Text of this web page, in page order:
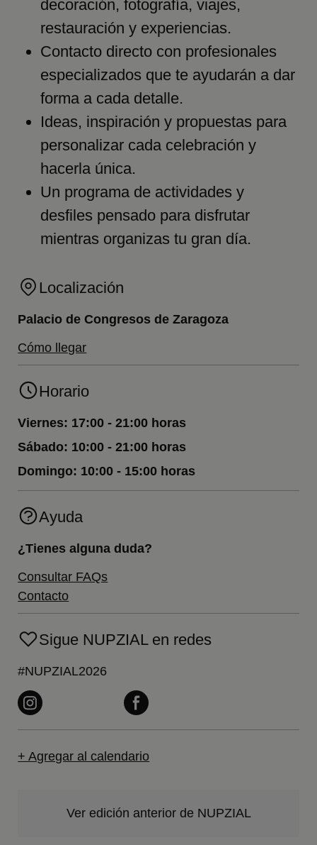
decoración, fotografía, viajes,
restauración y experiencias.
Contacto directo con profesionales
especializados que te ayudarán a dar
forma a cada detalle.
Ideas, inspiración y propuestas para
personalizar cada celebración y
hacerla única.
Un programa de actividades y
desfiles pensado para disfrutar
mientras organizas tu gran día.
Localización
Palacio de Congresos de Zaragoza
Cómo llegar
Horario
Viernes: 17:00 - 21:00 horas
Sábado: 10:00 - 21:00 horas
Domingo: 10:00 - 15:00 horas
Ayuda
¿Tienes alguna duda?
Consultar FAQs
Contacto
Sigue NUPZIAL en redes
#NUPZIAL2026
+ Agregar al calendario
Ver edición anterior de NUPZIAL